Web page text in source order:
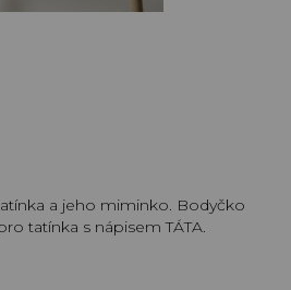
a jeho miminko. Bodyčko
tatínka s nápisem TÁTA.